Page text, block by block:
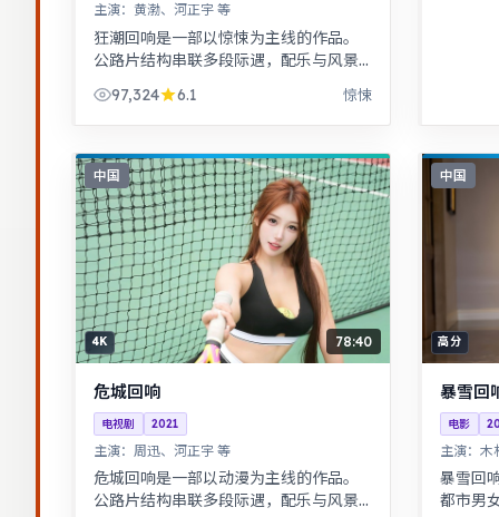
主演： 黄渤、河正宇 等
狂潮回响是一部以惊悚为主线的作品。
公路片结构串联多段际遇，配乐与风景
共同构成情绪主线。古装背景下的人性
博弈，群像刻画细腻，权谋与情感并
重。
97,324 6.1 惊悚
中国
4K 78:40
危城回响
电视剧 2021
主演： 周迅、河正宇 等
危城回响是一部以动漫为主线的作品。
公路片结构串联多段际遇，配乐与风景
中国
高分
暴雪回
电影
主演： 木
暴雪回
都市男